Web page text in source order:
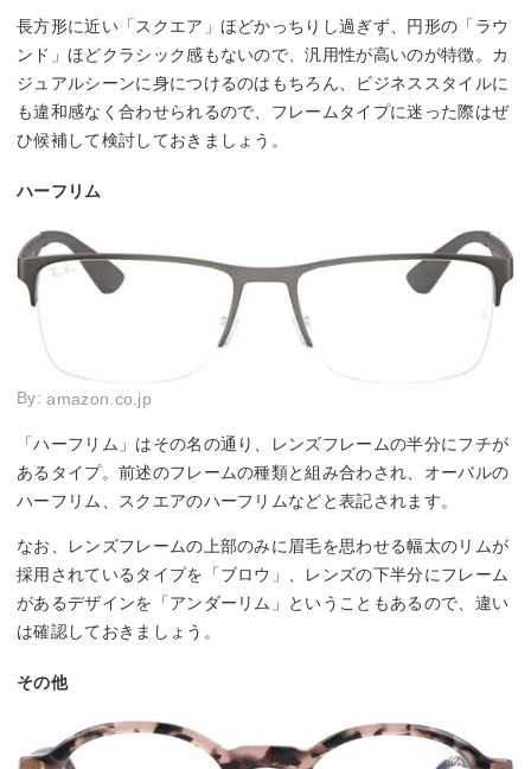
長方形に近い「スクエア」ほどかっちりし過ぎず、円形の「ラウ
ンド」ほどクラシック感もないので、汎用性が高いのが特徴。カ
ジュアルシーンに身につけるのはもちろん、ビジネススタイルに
も違和感なく合わせられるので、フレームタイプに迷った際はぜ
ひ候補して検討しておきましょう。
ハーフリム
By:amazon.co.jp
「ハーフリム」はその名の通り、レンズフレームの半分にフチが
あるタイプ。前述のフレームの種類と組み合わされ、オーバルの
ハーフリム、スクエアのハーフリムなどと表記されます。
なお、レンズフレームの上部のみに眉毛を思わせる幅太のリムが
採用されているタイプを「ブロウ」、レンズの下半分にフレーム
があるデザインを「アンダーリム」ということもあるので、違い
は確認しておきましょう。
その他